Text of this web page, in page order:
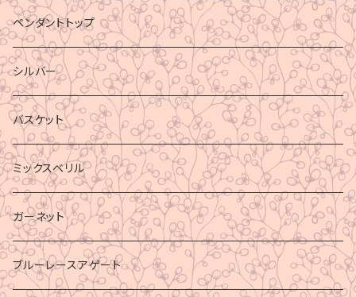
ペンダントトップ
シルバー
バスケット
ミックスベリル
ガーネット
ブルーレースアゲート